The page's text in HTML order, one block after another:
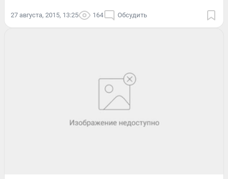
27 августа, 2015, 13:25 164 Обсудить